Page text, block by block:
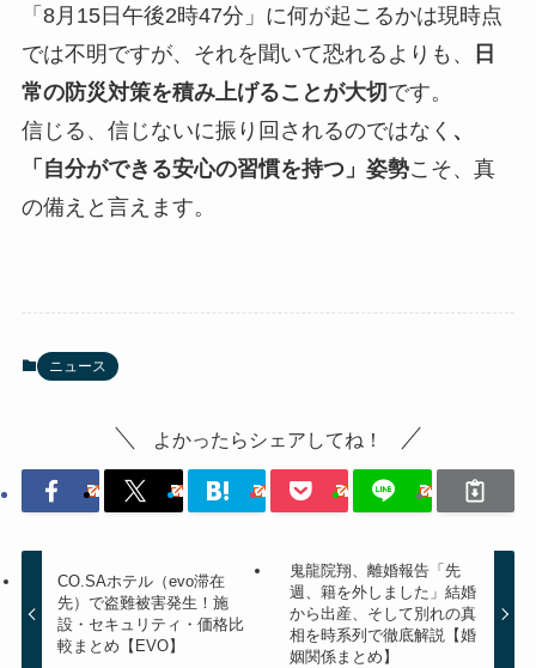
「8月15日午後2時47分」に何が起こるかは現時点
では不明ですが、それを聞いて恐れるよりも、
日
常の防災対策を積み上げることが大切 です。
信じる、信じないに振り回されるのではなく 、
「自分ができる安心の習慣を持つ」姿勢こそ、真
の備えと言えます。
ニュース
よかったらシェアしてね！
CO.SAホテル（evo滞在
先）で盗難被害発生！施
設・セキュリティ・価格比
較まとめ【EVO】
鬼龍院翔、離婚報告「先
週、籍を外しました」結婚
から出産、そして別れの真
相を時系列で徹底解説【婚
姻関係まとめ】